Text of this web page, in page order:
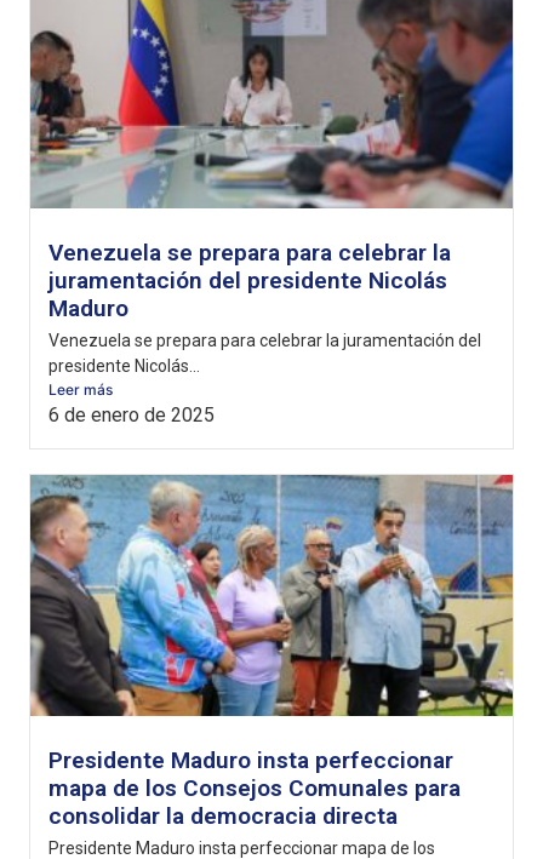
Venezuela se prepara para celebrar la
juramentación del presidente Nicolás
Maduro
Venezuela se prepara para celebrar la juramentación del
presidente Nicolás...
Leer más
6 de enero de 2025
Presidente Maduro insta perfeccionar
mapa de los Consejos Comunales para
consolidar la democracia directa
Presidente Maduro insta perfeccionar mapa de los